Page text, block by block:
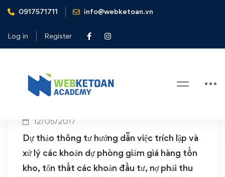
0917571711 info@webketoan.vn
Log in Register
Home hàng hóa
Tag: hàng hóa
12/05/2017
Dự thảo thông tư hướng dẫn việc trích lập và
xử lý các khoản dự phòng giảm giá hàng tồn
kho, tổn thất các khoản đầu tư, nợ phải thu